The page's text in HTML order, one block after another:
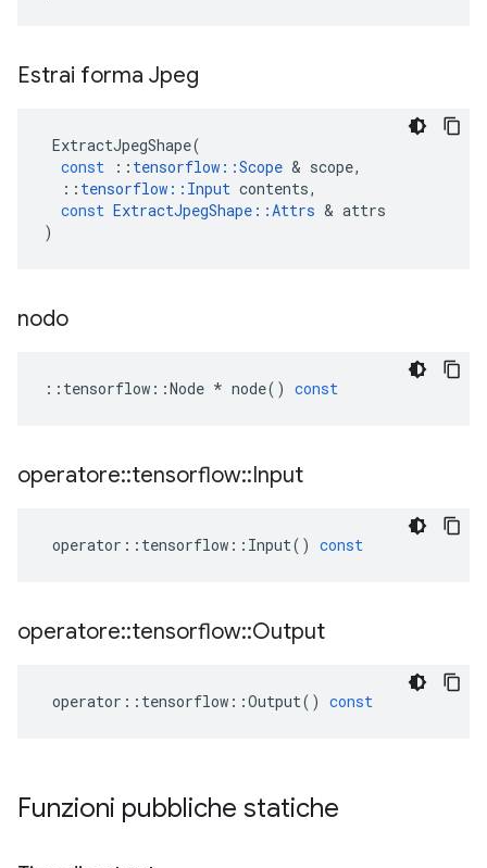
Estrai forma Jpeg
ExtractJpegShape(
const
:: tensorflow ::Scope & scope,
:: tensorflow :: Input contents,
const ExtractJpegShape ::Attrs & attrs
)
nodo
:: tensorflow ::Node * node() const
operatore::tensorflow::Input
operator :: tensorflow :: Input() const
operatore::tensorflow::Output
operator :: tensorflow ::Output() const
Funzioni pubbliche statiche